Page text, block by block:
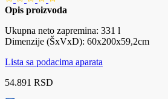
Opis proizvoda
Ukupna neto zapremina: 331 l
Dimenzije (ŠxVxD): 60x200x59,2cm
Lista sa podacima aparata
54.891 RSD